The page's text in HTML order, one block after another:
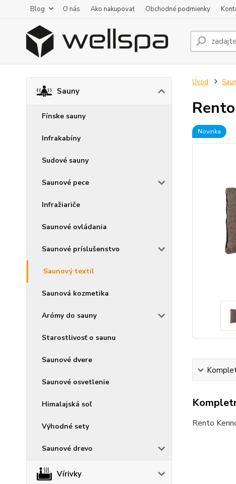
Blog O nás Ako nakupovať Obchodné podmienky
Sauny
Fínske sauny
Infrakabíny
Sudové sauny
Saunové pece
Infražiariče
Saunové ovládania
Saunové príslušenstvo
Saunový textil
Saunová kozmetika
Arómy do sauny
Starostlivosť o saunu
Saunové dvere
Saunové osvetlenie
Himalajská soľ
Výhodné sety
Saunové drevo
Vírivky
Úvod
Novinka
Rento